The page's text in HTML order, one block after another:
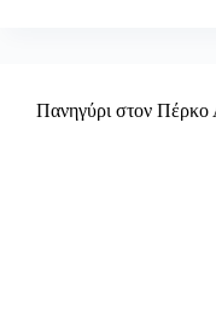
Πανηγύρι στον Πέρκο